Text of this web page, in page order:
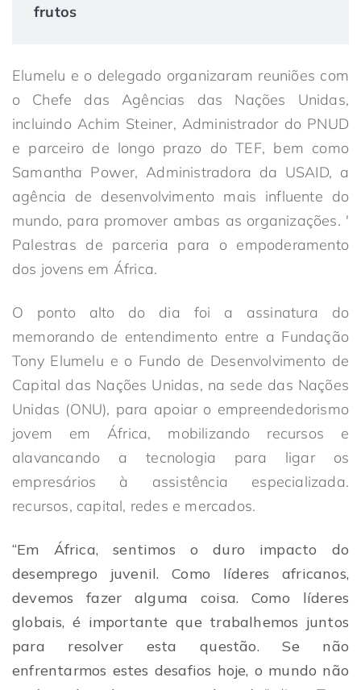
frutos
Elumelu e o delegado organizaram reuniões com
o Chefe das Agências das Nações Unidas,
incluindo Achim Steiner, Administrador do PNUD
e parceiro de longo prazo do TEF, bem como
Samantha Power, Administradora da USAID, a
agência de desenvolvimento mais influente do
mundo, para promover ambas as organizações. '
Palestras de parceria para o empoderamento
dos jovens em África.
O ponto alto do dia foi a assinatura do
memorando de entendimento entre a Fundação
Tony Elumelu e o Fundo de Desenvolvimento de
Capital das Nações Unidas, na sede das Nações
Unidas (ONU), para apoiar o empreendedorismo
jovem em África, mobilizando recursos e
alavancando a tecnologia para ligar os
empresários à assistência especializada.
recursos, capital, redes e mercados.
“Em África, sentimos o duro impacto do
desemprego juvenil. Como líderes africanos,
devemos fazer alguma coisa. Como líderes
globais, é importante que trabalhemos juntos
para resolver esta questão. Se não
enfrentarmos estes desafios hoje, o mundo não